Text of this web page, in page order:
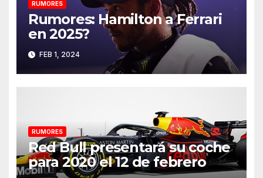
RUMORES
Rumores: Hamilton a Ferrari
en 2025?
FEB 1, 2024
RUMORES
Red Bull presentará su coche
para 2020 el 12 de febrero